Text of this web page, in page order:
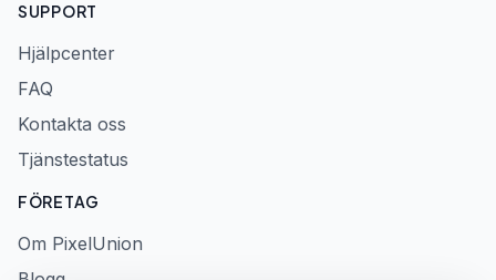
SUPPORT
Hjälpcenter
FAQ
Kontakta oss
Tjänstestatus
FÖRETAG
Om PixelUnion